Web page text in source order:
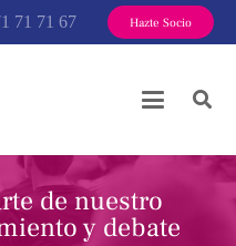
71 71 67 Hazte Socio
de nuestro
y debate